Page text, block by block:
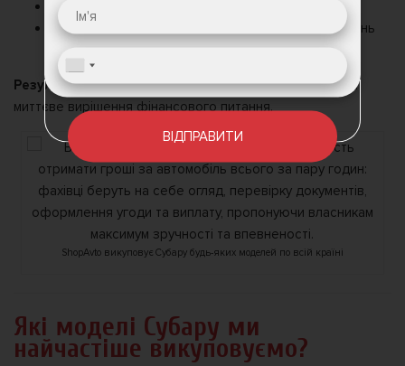
Клієнт отримав всю суму готівкою і вже за тиждень
придбав новий Subaru Outback .
Результат:економія часу, відсутність зайвих нервів та
миттєве вирішення фінансового питання.
ShopAvto викуповує Субару будь-яких моделей по всій країні
Які моделі Субару ми
найчастіше викуповуємо?
ВІДПРАВИТИ